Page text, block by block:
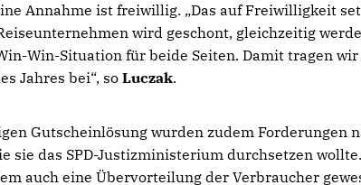
Annahme ist freiwillig. „Das auf Freiwilligkeit
wird geschont, gleichzeitig
Win-Situation für beide Seiten. Damit tragen
Jahres bei“, soLuczak.
Gutscheinlösung wurden zudem Forderungen
sie das SPD-Justizministerium durchsetzen
auch eine Übervorteilung der Verbraucher